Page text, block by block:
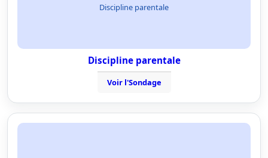
Discipline parentale
Discipline parentale
Voir l'Sondage